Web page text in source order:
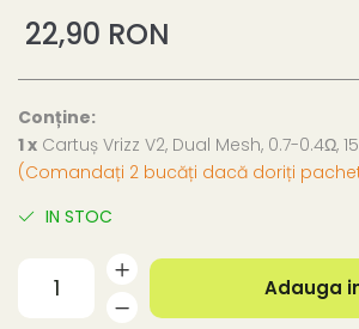
22,90 RON
Conține:
1 x Cartuș Vrizz V2, Dual Mesh, 0.7-0.4Ω,
(Comandați 2 bucăți dacă doriți
IN STOC
Adauga